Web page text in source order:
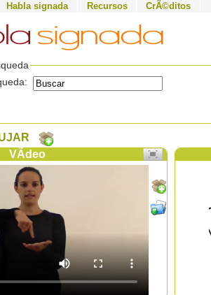
Habla signada Recursos CrÃ©ditos
VÃ­deo